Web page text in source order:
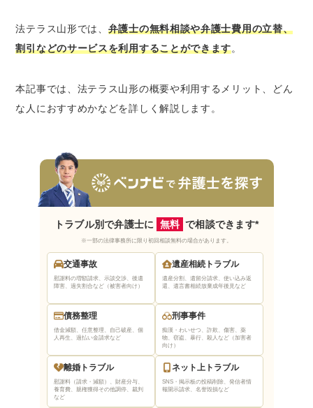
法テラス山形を利用する方法
法テラスに相談する入り口は2つ
民事法律扶助制度の審査
法テラス山形の口コミ・評判は？
法テラス山形の良い口コミ・評判
法テラス山形の悪い口コミ・評判
法テラス山形を利用するデメリットは？
自分で弁護士を選ぶことができない
審査や手続きに時間がかかるケースがある
法テラス山形を有効活用するためのコツ
質問内容をメモなどに書き起こして準備して
おく
法テラス山形では、 弁護士の無料相談や弁護士費用の立替、
割引などのサービスを利用することができます。
本記事では、法テラス山形の概要や利用するメリット、どん
な人におすすめかなどを詳しく解説します。
トラブル別で弁護士に 無料 で相談できます*
※一部の法律事務所に限り初回相談無料の場合があります。
交通事故
慰謝料の増額請求、示談交渉、後遺
障害、過失割合など（被害者向け）
遺産相続トラブル
遺産分割、遺留分請求、使い込み返
還、遺言書相続放棄成年後見など
債務整理
借金減額、任意整理、自己破産、個
人再生、過払い金請求など
刑事事件
痴漢・わいせつ、詐欺、傷害、薬
物、窃盗、暴行、殺人など（加害者
向け）
離婚トラブル
慰謝料（請求・減額）、財産分与、
養育費、親権獲得その他調停、裁判
など
ネット上トラブル
SNS・掲示板の投稿削除、発信者情
報開示請求、名誉毀損など